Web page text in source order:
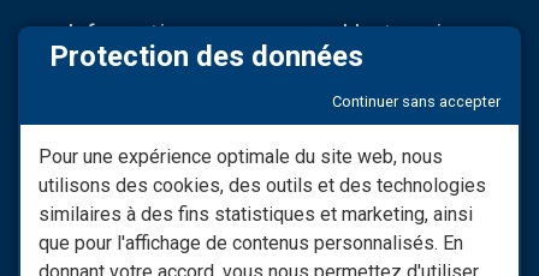
Informations
Modifier consentement RGPD
Conditions générales de
vente
Les Moyens De Paiement
L'entreprise
Qui Sommes-nous
Infos LIVRAISON
Besoin d'informations ?
Protection des données
Continuer sans accepter
Pour une expérience optimale du site web, nous
utilisons des cookies, des outils et des technologies
similaires à des fins statistiques et marketing, ainsi
que pour l'affichage de contenus personnalisés. En